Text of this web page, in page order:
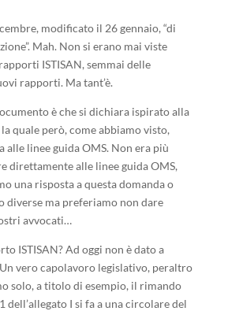
modificato il 26 gennaio, “di
Mah. Non si erano mai viste
ISTISAN, semmai delle
rapporti. Ma tant’è.
è che si dichiara ispirato alla
quale però, come abbiamo visto,
alle linee guida OMS. Non era più
direttamente alle linee guida OMS,
una risposta a questa domanda o
diverse ma preferiamo non dare
avvocati…
ISTISAN? Ad oggi non è dato a
vero capolavoro legislativo, peraltro
solo, a titolo di esempio, il rimando
dell’allegato I si fa a una circolare del